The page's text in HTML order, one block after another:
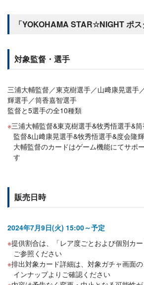
「YOKOHAMA STAR☆NIGHT ポ
対象監督・選手
三浦大輔監督／東克樹選手／山﨑康晃選手
輝選手／筒香嘉智選手
監督と5選手の全10種類
三浦大輔監督&東克樹選手&牧秀悟選手&
監督&山﨑康晃選手&牧秀悟選手&度会隆
大輔監督のカードはゲーム機能にてサポ
す
販売日時
2024年7月9日(火) 15:00～予定
提供割合は、「レア度ごとおよび個別カ
ご参照ください
排出対象カード詳細は、対象ガチャ画面
インナップよりご確認ください